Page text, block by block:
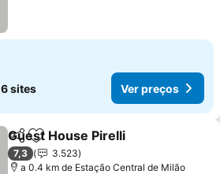
6 sites Ver preços
PartilharAdicionar aos favoritos
Guest House Pirelli
7,3
3.523
a 0.4 km de Estação Central de Milão